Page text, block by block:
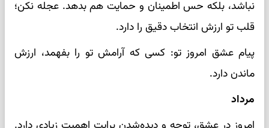
نباشد، بلکه حس اطمینان و حمایت هم بدهد. عجله نکن؛
قلب تو ارزش انتخاب دقیق را دارد.
پیام عشق امروز تو: کسی که آرامش تو را بفهمد، ارزش
ماندن دارد.
مرداد